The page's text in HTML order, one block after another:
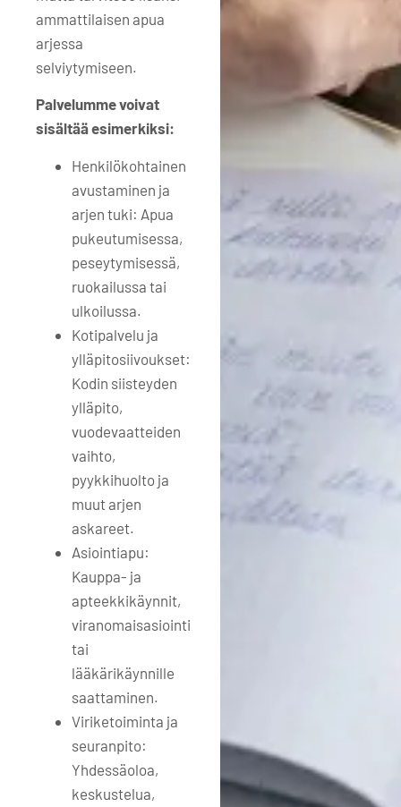
ammattilaisen apua
arjessa
selviytymiseen.
Palvelumme voivat
sisältää esimerkiksi:
Henkilökohtainen
avustaminen ja
arjen tuki: Apua
pukeutumisessa,
peseytymisessä,
ruokailussa tai
ulkoilussa.
Kotipalvelu ja
ylläpitosiivoukset:
Kodin siisteyden
ylläpito,
vuodevaatteiden
vaihto,
pyykkihuolto ja
muut arjen
askareet.
Asiointiapu:
Kauppa- ja
apteekkikäynnit,
viranomaisasiointi
tai
lääkärikäynnille
saattaminen.
Viriketoiminta ja
seuranpito:
Yhdessäoloa,
keskustelua,